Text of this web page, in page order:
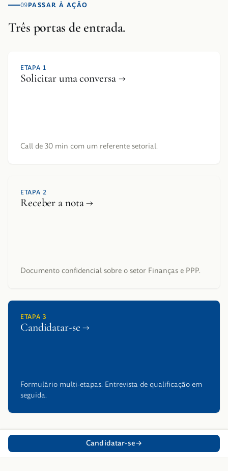
09PASSAR À AÇÃO
Três portas de entrada.
ETAPA 1
Solicitar uma conversa →
Call de 30 min com um referente setorial.
ETAPA 2
Receber a nota →
Documento confidencial sobre o setor Finanças e PPP.
ETAPA 3
Candidatar-se →
Formulário multi-etapas. Entrevista de qualificação em
seguida.
Candidatar-se